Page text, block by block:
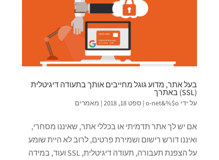
בעל אתר, מדוע גוגל מחייבים אותך בתעודה דיגיטלית
(SSL) באתרך
על ידי o-net&%$o
| ספט 18, 2018 | מאמרים
אם יש לך אתר תדמיתי או בכללי אתר, שאיננו מסחרי,
ואיננו דורש רישום ושמירת פרטים, לרוב לא היית שומע
על הצפנת תעבורה, תעודה דיגיטלית, SSL ועוד, במידה